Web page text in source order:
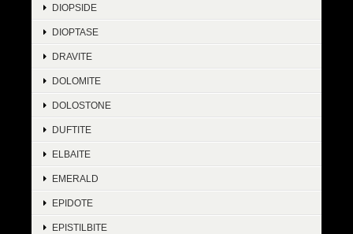
DIOPSIDE
DIOPTASE
DRAVITE
DOLOMITE
DOLOSTONE
DUFTITE
ELBAITE
EMERALD
EPIDOTE
EPISTILBITE